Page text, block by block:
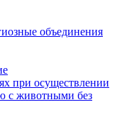
объединения
при осуществлении
с животными без